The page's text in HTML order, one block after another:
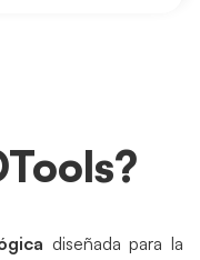
diseñada para la